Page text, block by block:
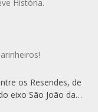
História.
os Resendes, de
eixo São João da…